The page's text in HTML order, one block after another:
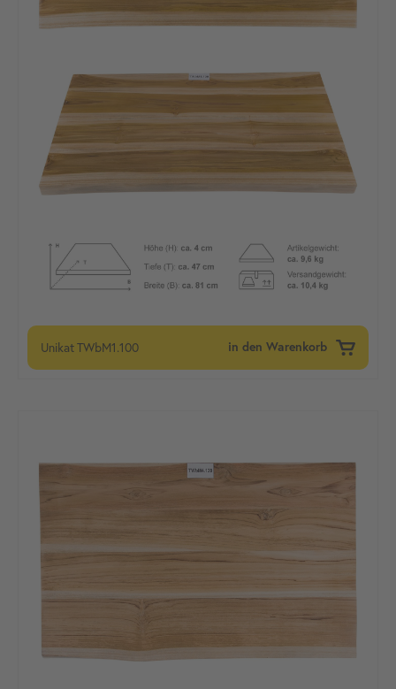
UnikatTWbM1.100 in den Warenkorb